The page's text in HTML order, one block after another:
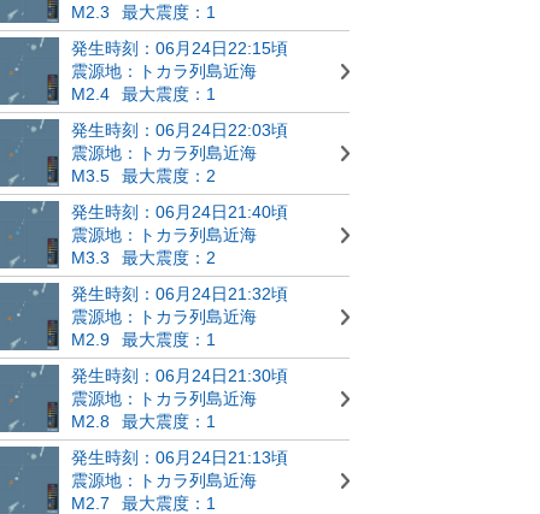
M2.3
最大震度：1
発生時刻：06月24日22:15頃
震源地：トカラ列島近海
M2.4
最大震度：1
発生時刻：06月24日22:03頃
震源地：トカラ列島近海
M3.5
最大震度：2
発生時刻：06月24日21:40頃
震源地：トカラ列島近海
M3.3
最大震度：2
発生時刻：06月24日21:32頃
震源地：トカラ列島近海
M2.9
最大震度：1
発生時刻：06月24日21:30頃
震源地：トカラ列島近海
M2.8
最大震度：1
発生時刻：06月24日21:13頃
震源地：トカラ列島近海
M2.7
最大震度：1